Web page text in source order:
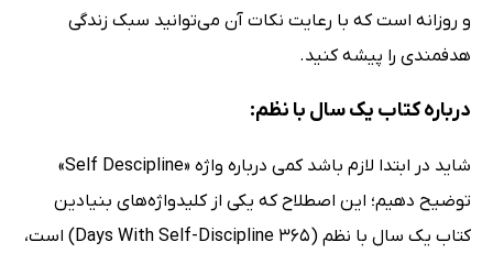
و روزانه است که با رعایت نکات آن می‌توانید سبک زندگی
هدفمندی را پیشه کنید.
درباره کتاب یک سال با نظم:
شاید در ابتدا لازم باشد کمی درباره واژه «Self Descipline»
توضیح دهیم؛ این اصطلاح که یکی از کلیدواژه‌های بنیادین
کتاب یک سال با نظم (365 Days With Self-Discipline) است،